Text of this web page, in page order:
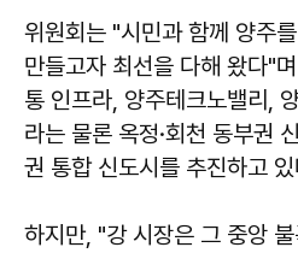
위원회는 "시민과 함께 양주
만들고자 최선을 다해 왔다"
통 인프라, 양주테크노밸리,
라는 물론 옥정·회천 동부권
권 통합 신도시를 추진하고
하지만, "강 시장은 그 중앙